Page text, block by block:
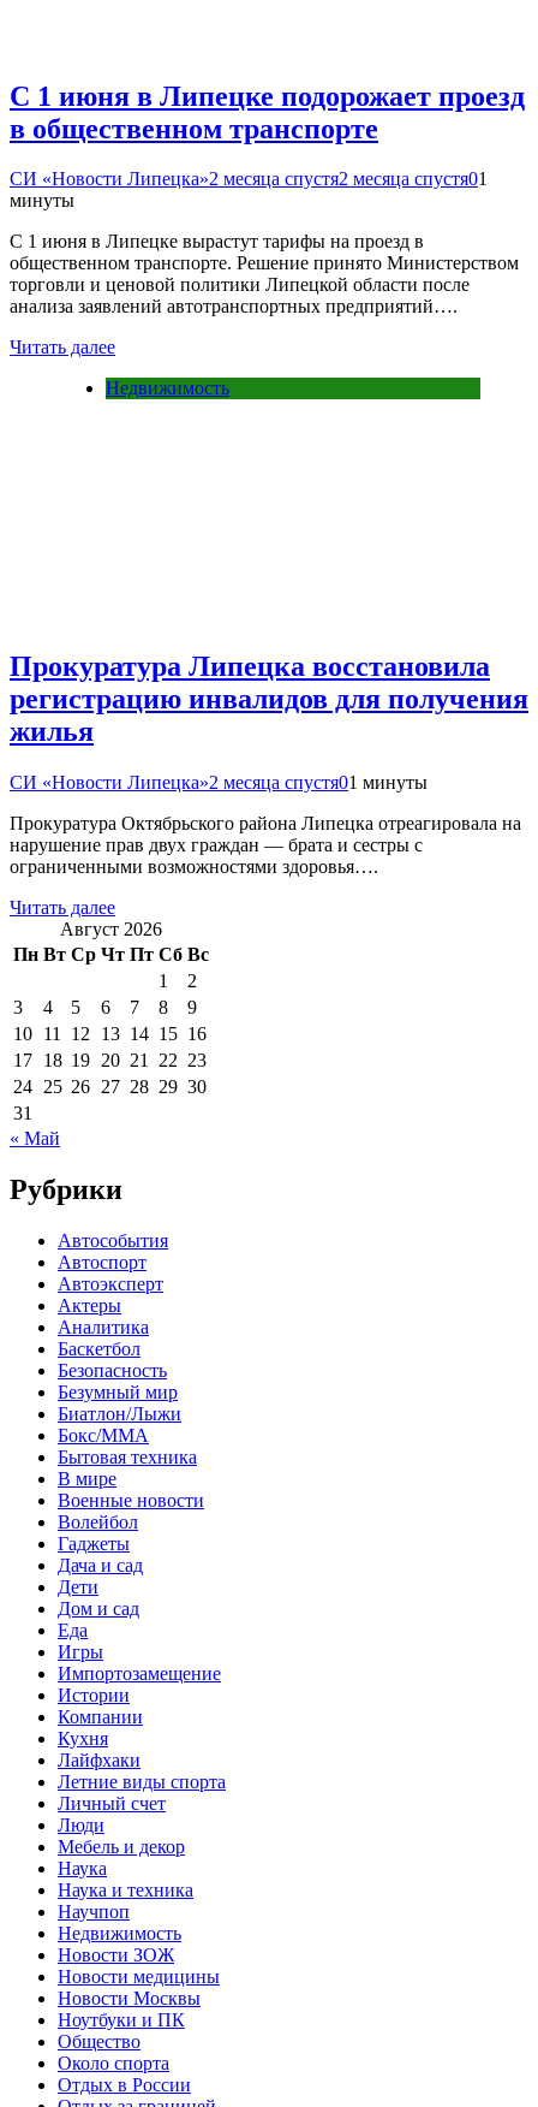
С 1 июня в Липецке подорожает проезд
в общественном транспорте
СИ «Новости Липецка»2 месяца спустя2 месяца спустя01
минуты
С 1 июня в Липецке вырастут тарифы на проезд в
общественном транспорте. Решение принято Министерством
торговли и ценовой политики Липецкой области после
анализа заявлений автотранспортных предприятий….
Читать далее
Недвижимость
Прокуратура Липецка восстановила
регистрацию инвалидов для получения
жилья
СИ «Новости Липецка»2 месяца спустя01 минуты
Прокуратура Октябрьского района Липецка отреагировала на
нарушение прав двух граждан — брата и сестры с
ограниченными возможностями здоровья….
Читать далее
Август 2026
Пн Вт Ср Чт Пт Сб Вс
1
2
3
4 5 6 7 8
9
10 11 12 13 14 15 16
17 18 19 20 21 22 23
24 25 26 27 28 29 30
31
« Май
Рубрики
Автособытия
Автоспорт
Автоэксперт
Актеры
Аналитика
Баскетбол
Безопасность
Безумный мир
Биатлон/Лыжи
Бокс/MMA
Бытовая техника
В мире
Военные новости
Волейбол
Гаджеты
Дача и сад
Дети
Дом и сад
Еда
Игры
Импортозамещение
Истории
Компании
Кухня
Лайфхаки
Летние виды спорта
Личный счет
Люди
Мебель и декор
Наука
Наука и техника
Научпоп
Недвижимость
Новости ЗОЖ
Новости медицины
Новости Москвы
Ноутбуки и ПК
Общество
Около спорта
Отдых в России